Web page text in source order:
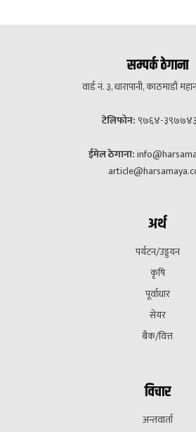
सम्पर्क ठेगाना
वार्ड नं. ३, धारापानी, काठमाडौं
टेलिफोन: ९७६४-
ईमेल ठेगाना:
अर्थ
पर्यटन/उड्डयन
कृषि
पूर्वाधार
सेयर
बैक/वित्त
विचार
अन्तवार्ता